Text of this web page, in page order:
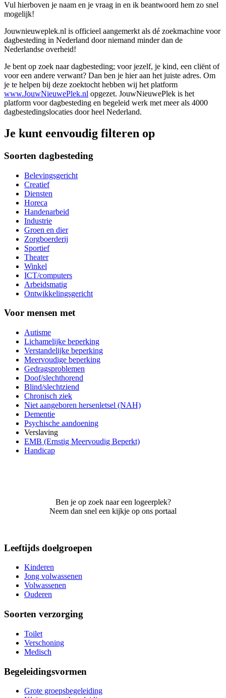
Vul hierboven je naam en je vraag in en ik beantwoord hem zo snel
mogelijk!
Jouwnieuweplek.nl is officieel aangemerkt als dé zoekmachine voor
dagbesteding in Nederland door niemand minder dan de
Nederlandse overheid!
Je bent op zoek naar dagbesteding; voor jezelf, je kind, een cliënt of
voor een andere verwant? Dan ben je hier aan het juiste adres. Om
je te helpen bij deze zoektocht hebben wij het platform
www.JouwNieuwePlek.nl opgezet. JouwNieuwePlek is het
platform voor dagbesteding en begeleid werk met meer als 4000
dagbestedingslocaties door heel Nederland.
Je kunt eenvoudig filteren op
Soorten dagbesteding
Belevingsgericht
Creatief
Diensten
Horeca
Handenarbeid
Industrie
Groen en dier
Zorgboerderij
Sportief
Theater
Winkel
ICT/computers
Arbeidsmatig
Ontwikkelingsgericht
Voor mensen met
Autisme
Lichamelijke beperking
Verstandelijke beperking
Meervoudige beperking
Gedragsproblemen
Doof/slechthorend
Blind/slechtziend
Chronisch ziek
Niet aangeboren hersenletsel (NAH)
Dementie
Psychische aandoening
Verslaving
EMB (Ernstig Meervoudig Beperkt)
Handicap
Ben je op zoek naar een logeerplek?
Neem dan snel een kijkje op ons portaal
Leeftijds doelgroepen
Kinderen
Jong volwassenen
Volwassenen
Ouderen
Soorten verzorging
Toilet
Verschoning
Medisch
Begeleidingsvormen
Grote groepsbegeleiding